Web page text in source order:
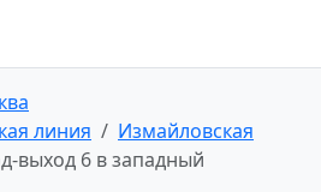
линия
Измайловская
выход 6 в западный